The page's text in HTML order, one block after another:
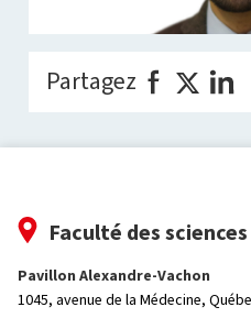
Partagez
Faculté des
Pavillon Alexandre-Vachon
1045, avenue de la Médecine,